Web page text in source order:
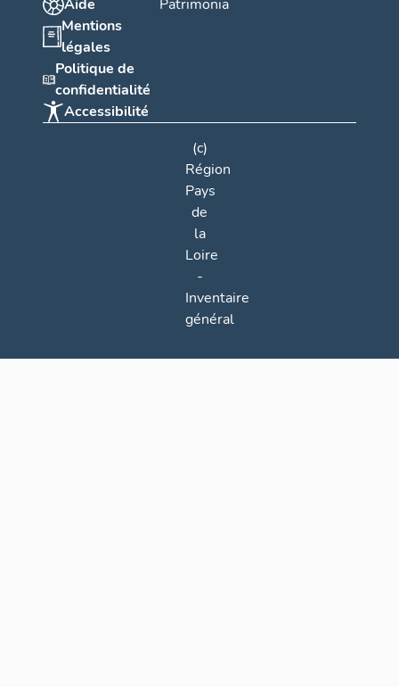
Aide
Mentions
légales
Politique de
confidentialité
Accessibilité
Patrimonia
(c)
Région
Pays
de
la
Loire
-
Inventaire
général